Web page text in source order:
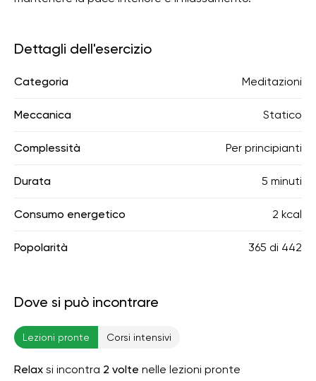
Dettagli dell'esercizio
Categoria Meditazioni
Meccanica Statico
Complessità Per principianti
Durata 5 minuti
Consumo energetico 2 kcal
Popolarità 365 di 442
Dove si può incontrare
Lezioni pronte Corsi intensivi
Relax si incontra 2 volte nelle lezioni pronte